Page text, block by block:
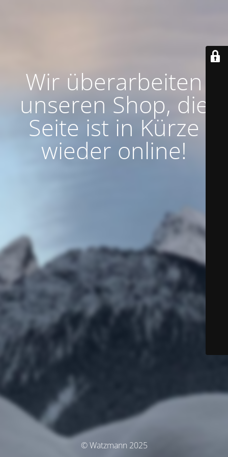
Wir überarbeiten
unseren Shop, die
Seite ist in Kürze
wieder online!
© Watzmann 2025